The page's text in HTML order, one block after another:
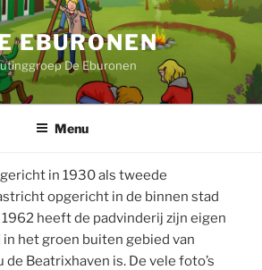
EBURONEN
De Eburonen
Menu
in 1930 als tweede
opgericht in de binnen stad
heeft de padvinderij zijn eigen
het groen buiten gebied van
Beatrixhaven is. De vele foto’s